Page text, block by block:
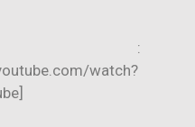
:
watch?